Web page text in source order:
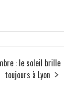
: le soleil brille
toujours à Lyon